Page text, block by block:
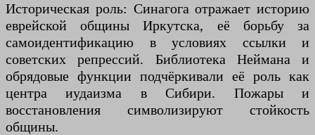
Историческая роль: Синагога отражает историю
еврейской общины Иркутска, её борьбу за
самоидентификацию в условиях ссылки и
советских репрессий. Библиотека Неймана и
обрядовые функции подчёркивали её роль как
центра иудаизма в Сибири. Пожары и
восстановления символизируют стойкость
общины.